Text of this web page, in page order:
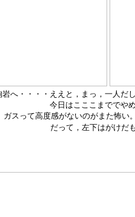
岩へ・・・・ええと，まっ，一人だ
今日はこここまででや
ガスって高度感がないのがまた怖い
だって，左下はがけだ